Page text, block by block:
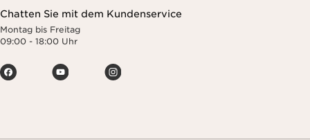
Chatten Sie mit dem Kundenservice
Montag bis Freitag
09:00 - 18:00 Uhr